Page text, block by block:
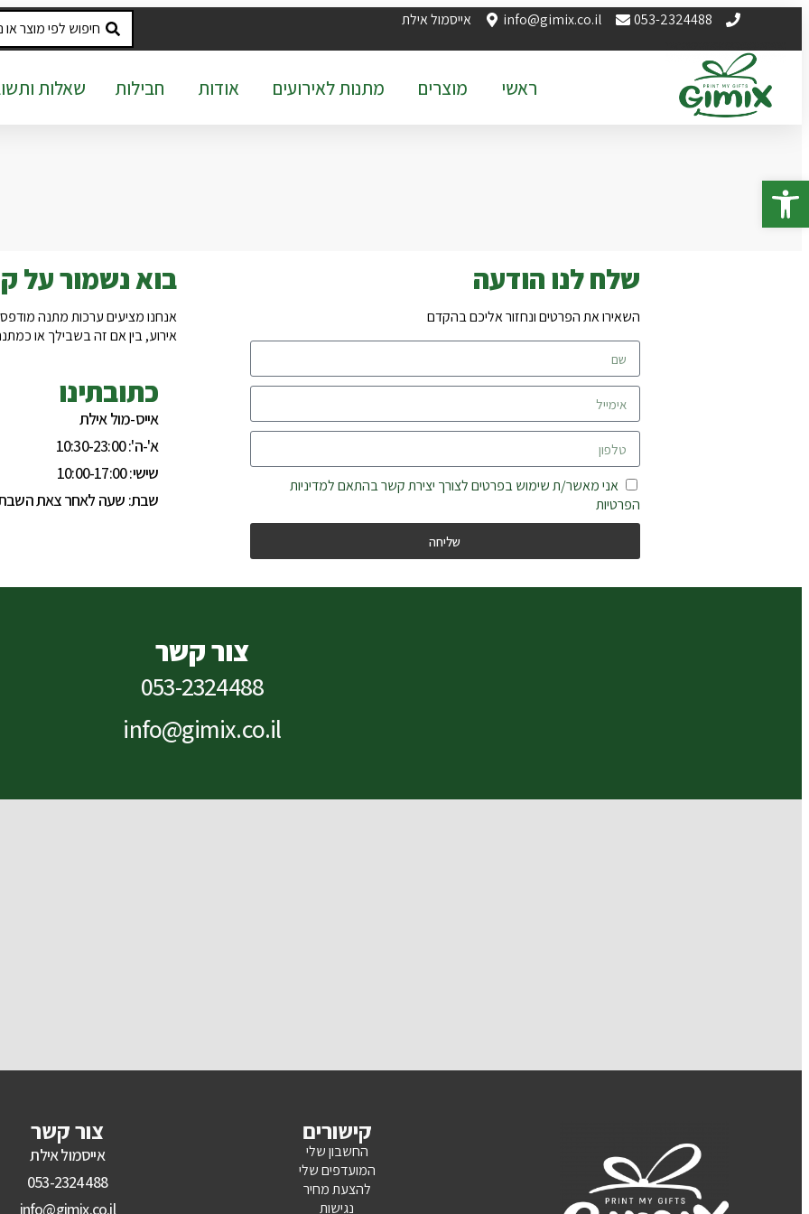
פתח סרגל נגישות
053-2324488
info@gimix.co.il אייסמול אילת
ראשי מוצרים מתנות לאירועים אודות חבילות שאלות
שלח לנו הודעה
השאירו את הפרטים ונחזור אליכם בהקדם
אני מאשר/ת שימוש בפרטים לצורך יצירת קשר בהתאם למדיניות
הפרטיות
שליחה
בוא נשמור על
אנחנו מציעים ערכות מתנה
אירוע, בין אם זה בשבילך או
כתובתינו
אייס-מול אילת
א'-ה': 10:30-23:00
שישי: 10:00-17:00
שבת: שעה לאחר צאת השבת עד
צור קשר
053-2324488
info@gimix.co.il
קישורים
החשבון שלי
המועדפים שלי
להצעת מחיר
נגישות
צור קשר
אייסמול אילת
053-2324488
info@gimix.co.il